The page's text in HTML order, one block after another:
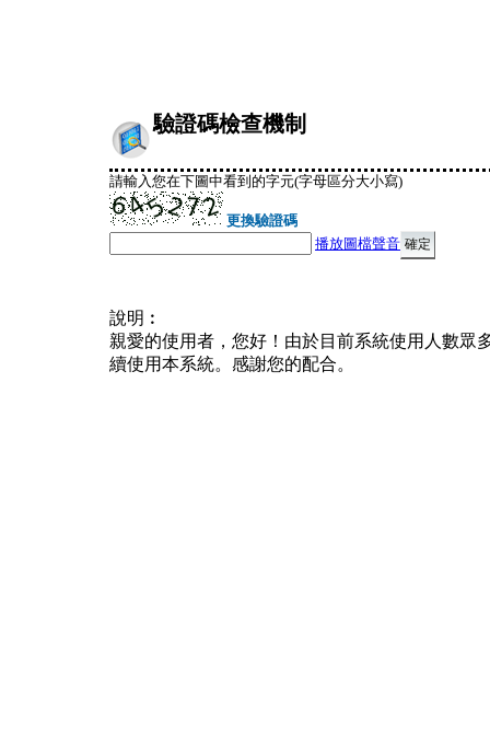
驗證碼檢查機制
請輸入您在下圖中看到的字元(字母區分大小寫)
更換驗證碼
播放圖檔聲音
說明︰
親愛的使用者，您好！由於目前系統使用人數眾
續使用本系統。感謝您的配合。